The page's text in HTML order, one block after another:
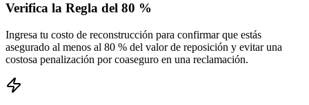
Verifica la Regla del 80 %
Ingresa tu costo de reconstrucción para confirmar que estás
asegurado al menos al 80 % del valor de reposición y evitar una
costosa penalización por coaseguro en una reclamación.